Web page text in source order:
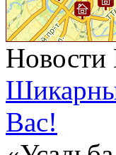
Новости
Вас!